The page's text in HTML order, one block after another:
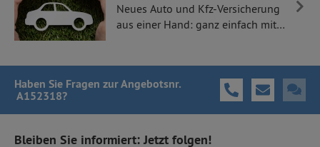
Neues Auto und Kfz-Versicherung
aus einer Hand: ganz einfach mit
Haben Sie Fragen zur Angebotsnr.
A152318?
Bleiben Sie informiert: Jetzt folgen!